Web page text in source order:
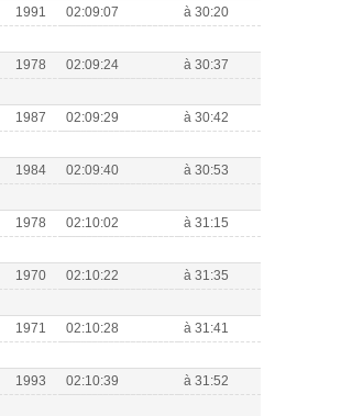
1991 02:09:07 à 30:20
1978 02:09:24 à 30:37
1987 02:09:29 à 30:42
1984 02:09:40 à 30:53
1978 02:10:02 à 31:15
1970 02:10:22 à 31:35
1971 02:10:28 à 31:41
1993 02:10:39 à 31:52